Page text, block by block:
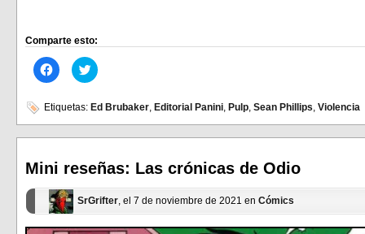
Comparte esto:
Haz
clic
en
Facebook
(Se
abre
ventana
nueva)
Haz
clic
en
(Se
abre
ventana
nueva)
Etiquetas: Ed Brubaker, Editorial Panini, Pulp, Sean Phillips, Violencia
Mini reseñas: Las crónicas de Odio
SrGrifter, el 7 de noviembre de 2021 en Cómics